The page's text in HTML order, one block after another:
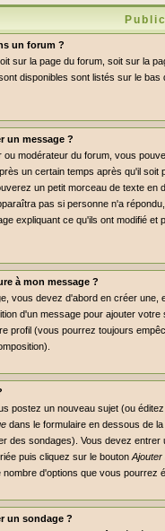
un forum ?
sur la page du forum, soit sur la
disponibles sont listés sur le bas
un message ?
modérateur du forum, vous
un certain temps après qu'il soit
un petit morceau de texte
pas si personne n'a
expliquant ce qu'ils ont modifié
à mon message ?
vous devez d'abord en créer
d'un message pour ajouter
profil (vous pourrez toujours
postez un nouveau sujet (ou
dans le formulaire en dessous de la
des sondages). Vous devez
puis cliquez sur le bouton Ajouter
d'options que vous pourrez
un sondage ?